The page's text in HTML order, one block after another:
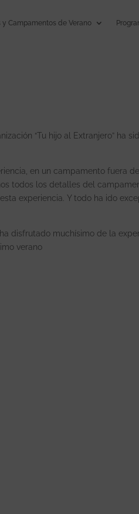
y Campamentos de Verano
“Tu hijo al Extranjero” ha
en un campamento fuera
todos los detalles del
experiencia. Y todo ha ido
disfrutado muchísimo de la
verano